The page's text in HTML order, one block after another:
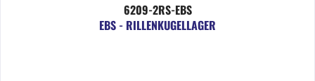
6209-2RS-EBS
EBS - RILLENKUGELLAGER